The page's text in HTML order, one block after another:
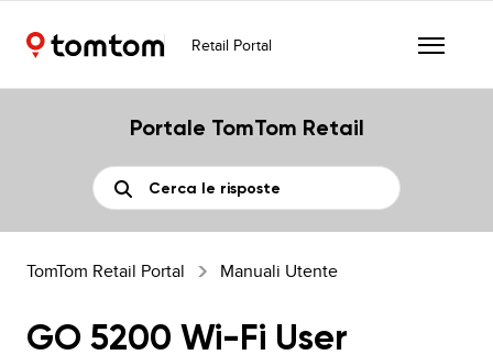
Retail Portal
Portale TomTom Retail
TomTom Retail Portal Manuali Utente
GO 5200 Wi-Fi User